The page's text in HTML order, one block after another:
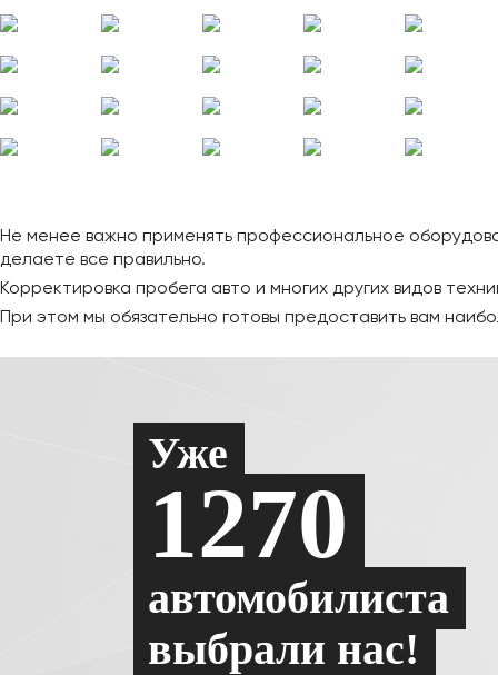
Не менее важно применять профессиональное
делаете все правильно.
Корректировка пробега авто и многих других видов
При этом мы обязательно готовы предоставить вам
Уже
1270
автомобилиста
выбрали нас!